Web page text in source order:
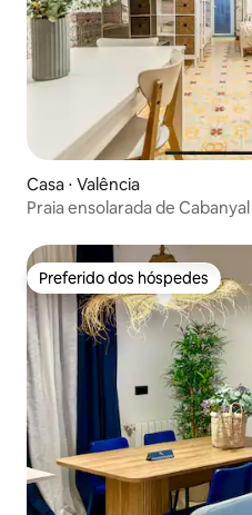
Casa ⋅ Valência
Preferido dos hóspedes
Preferido dos hóspedes